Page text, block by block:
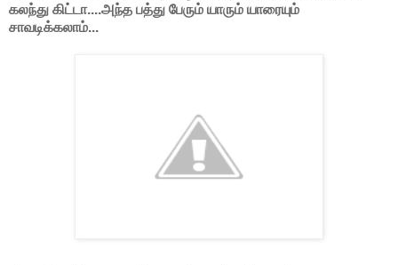
கலந்து கிட்டா....அந்த பத்து பேரும் யாரும் யாரையும்
சாவடிக்கலாம்...